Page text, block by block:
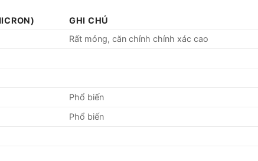
GHI CHÚ
Rất mỏng, căn chỉnh chính xác cao
Phổ biến
Phổ biến